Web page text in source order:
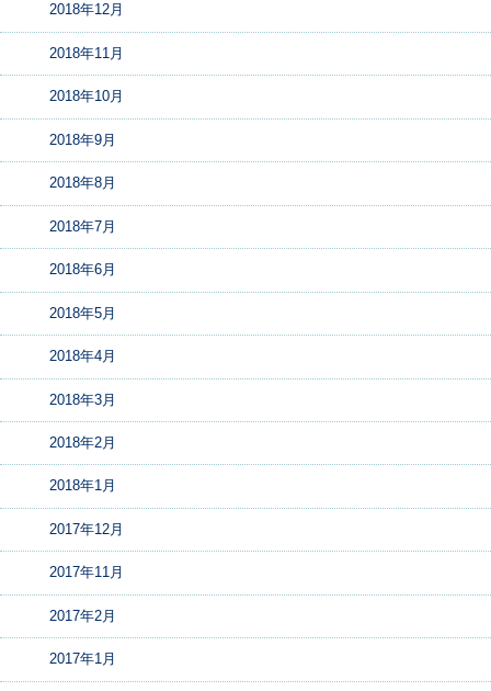
2018年12月
2018年11月
2018年10月
2018年9月
2018年8月
2018年7月
2018年6月
2018年5月
2018年4月
2018年3月
2018年2月
2018年1月
2017年12月
2017年11月
2017年2月
2017年1月